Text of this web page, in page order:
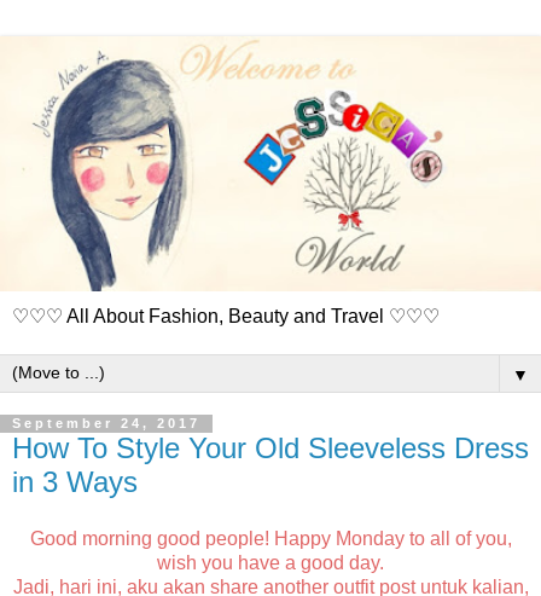
♡♡♡ All About Fashion, Beauty and Travel ♡♡♡
▼
September 24, 2017
How To Style Your Old Sleeveless Dress
in 3 Ways
Good morning good people! Happy Monday to all of you,
wish you have a good day.
Jadi, hari ini, aku akan share another outfit post untuk kalian,